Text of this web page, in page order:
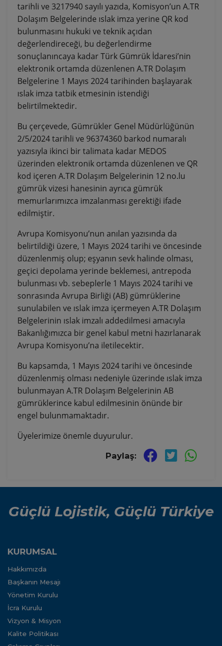
tarihli ve 3217940 sayılı yazıda, Komisyon’un A.TR
Dolaşım Belgelerinde ıslak imza yerine QR kod
bulunmasını hukuki ve teknik açıdan
değerlendireceği, bu değerlendirme
sonuçlanıncaya kadar Türk Gümrük İdaresi’nin
elektronik ortamda düzenlenen A.TR Dolaşım
Belgelerine 1 Mayıs 2024 tarihinden başlayarak
ıslak imza tatbik etmesinin istendiği
belirtilmektedir.
Bu çerçevede, Gümrükler Genel Müdürlüğünün
2/5/2024 tarihli ve 96374360 barkod numaralı
yazısıyla ikinci bir talimata kadar MEDOS
üzerinden elektronik ortamda düzenlenen ve QR
kod içeren A.TR Dolaşım Belgelerinin 12 no.lu
gümrük vizesi hanesinin ayrıca gümrük
memurlarımızca imzalanması gerektiği ifade
edilmiştir.
Avrupa Komisyonu’nun anılan yazısında da
belirtildiği üzere, 1 Mayıs 2024 tarihi ve öncesinde
düzenlenmiş olup; eşyanın sevk halinde olması,
geçici depolama yerinde beklemesi, antrepoda
bulunması vb. sebeplerle 1 Mayıs 2024 tarihi ve
sonrasında Avrupa Birliği (AB) gümrüklerine
sunulabilen ve ıslak imza içermeyen A.TR Dolaşım
Belgelerinin ıslak imzalı addedilmesi amacıyla
Bakanlığımızca bir genel kabul metni hazırlanarak
Avrupa Komisyonu’na iletilecektir.
Bu kapsamda, 1 Mayıs 2024 tarihi ve öncesinde
düzenlenmiş olması nedeniyle üzerinde ıslak imza
bulunmayan A.TR Dolaşım Belgelerinin AB
gümrüklerince kabul edilmesinin önünde bir
engel bulunmamaktadır.
Üyelerimize önemle duyurulur.
Paylaş:
Güçlü Lojistik, Güçlü Türkiye
KURUMSAL
Hakkımızda
Başkanın Mesajı
Yönetim Kurulu
İcra Kurulu
Vizyon & Misyon
Kalite Politikası